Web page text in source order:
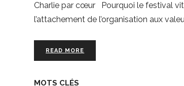
Charlie par cœur Pourquoi le festival
l’attachement de l’organisation aux
READ MORE
MOTS CLÉS